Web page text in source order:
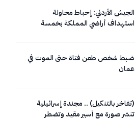
الجيش الأردني: إحباط محاولة
استهداف أراضي المملكة بخمسة
ضبط شخص طعن فتاة حتى الموت في
عمان
(تفاخر بالتنكيل) .. مجندة إسرائيلية
تنشر صورة مع أسير مقيد وتضطر